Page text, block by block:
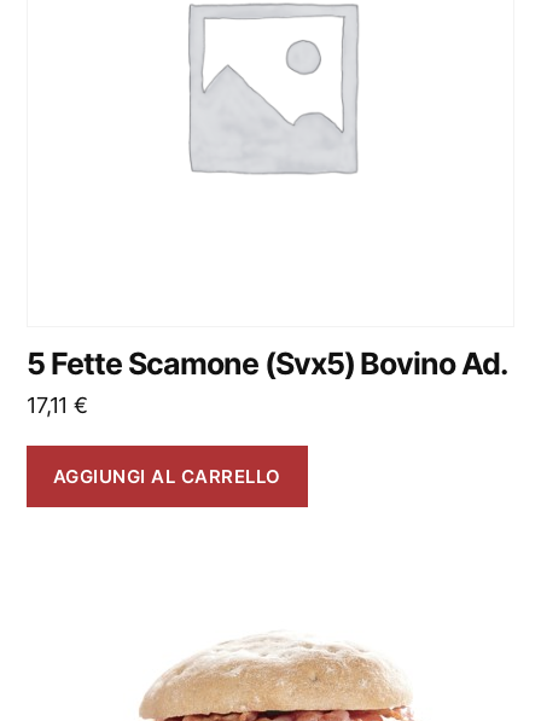
5 Fette Scamone (Svx5) Bovino Ad.
17,11 €
AGGIUNGI AL CARRELLO